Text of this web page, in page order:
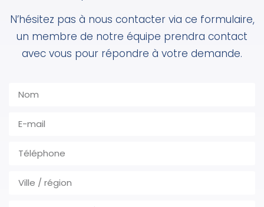
N’hésitez pas à nous contacter via ce formulaire,
un membre de notre équipe prendra contact
avec vous pour répondre à votre demande.